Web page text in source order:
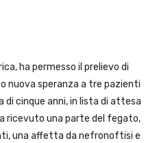
ha permesso il prelievo di
nuova speranza a tre pazienti
di cinque anni, in lista di attesa
ricevuto una parte del fegato,
una affetta da nefronoftisi e